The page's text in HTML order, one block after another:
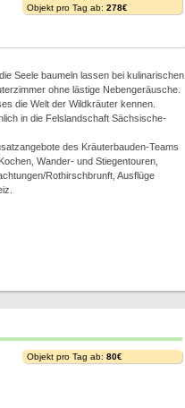
Objekt pro Tag ab: 278€
Seele baumeln lassen bei kulinarischen
ohne lästige Nebengeräusche.
die Welt der Wildkräuter kennen.
in die Felslandschaft Sächsische-
des Kräuterbauden-Teams
Wander- und Stiegentouren,
Rothirschbrunft, Ausflüge
Objekt pro Tag ab: 80€